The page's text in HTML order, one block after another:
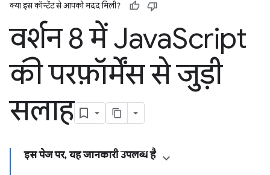
क्या इस कॉन्टेंट से आपको मदद मिली?
वर्शन 8 में JavaScript
की परफ़ॉर्मेंस से जुड़ी
सलाह
इस पेज पर, यह जानकारी उपलब्ध है